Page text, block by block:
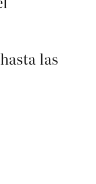
las